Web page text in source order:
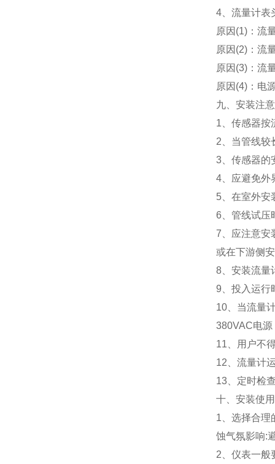
4、流量计表
原因(1)：流
原因(2)：流
原因(3)：流
原因(4)：电
九、安装注
1、传感器按
2、当管线较
3、传感器的
4、应避免外
5、在室外安
6、管线试压
7、应注意安
或在下游侧
8、安装流量
9、投入运行
10、当流量
380VAC电源
11、用户不
12、流量计
13、定时检
十、安装使
1、选择合理
蚀气氛影响:
2、仪表一般